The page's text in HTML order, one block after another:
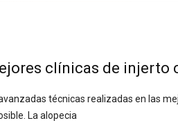
clínicas de injerto
técnicas realizadas en las
La alopecia